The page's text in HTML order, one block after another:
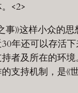
<2>
事》这样小众的思
年还可以存活
者及所在的环境
支持机制，是《